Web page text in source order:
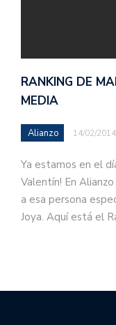
RANKING DE
MEDIA
Alianzo 14/02/2014
Ya estamos en el
Valentín! En
a esa persona
Joya. Aquí está el